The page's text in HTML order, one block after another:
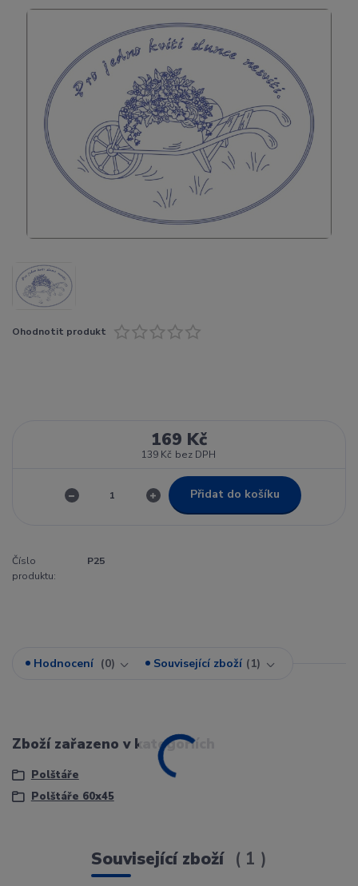
Ohodnotit produkt
169 Kč
139 Kč bez DPH
Přidat do košíku
Číslo
produktu:
P25
Hodnocení 0 Související zboží 1
Zboží zařazeno v kategoriích
Polštáře
Polštáře 60x45
Související zboží 1